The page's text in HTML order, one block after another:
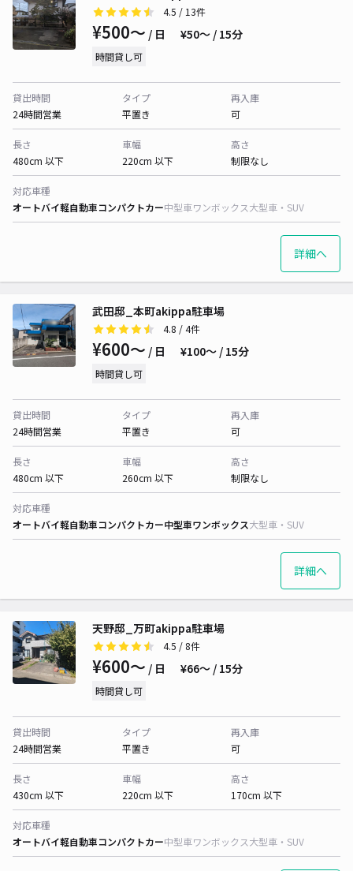
4.5 / 13件
¥500〜 / 日 ¥50〜 / 15分
時間貸し可
貸出時間
24時間営業
タイプ
平置き
再入庫
可
長さ
480cm 以下
車幅
220cm 以下
高さ
制限なし
対応車種
オートバイ軽自動車コンパクトカー中型車ワンボックス大型車・SUV
詳細へ
武田邸_本町akippa駐車場
4.8 / 4件
¥600〜 / 日 ¥100〜 / 15分
時間貸し可
貸出時間
24時間営業
タイプ
平置き
再入庫
可
長さ
480cm 以下
車幅
260cm 以下
高さ
制限なし
対応車種
オートバイ軽自動車コンパクトカー中型車ワンボックス大型車・SUV
詳細へ
天野邸_万町akippa駐車場
4.5 / 8件
¥600〜 / 日 ¥66〜 / 15分
時間貸し可
貸出時間
24時間営業
タイプ
平置き
再入庫
可
長さ
430cm 以下
車幅
220cm 以下
高さ
170cm 以下
対応車種
オートバイ軽自動車コンパクトカー中型車ワンボックス大型車・SUV